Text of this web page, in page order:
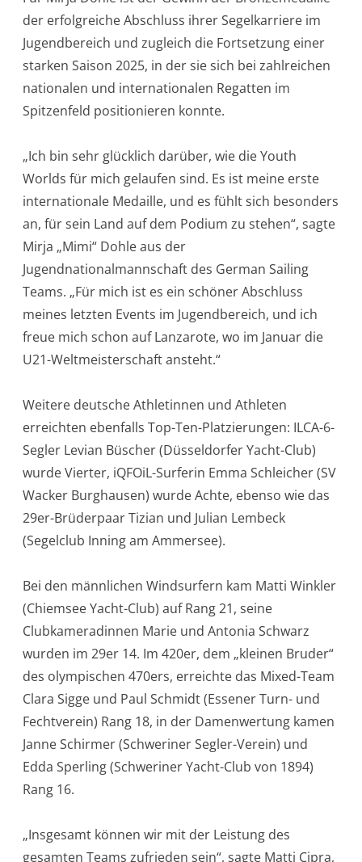
der erfolgreiche Abschluss ihrer Segelkarriere im
Jugendbereich und zugleich die Fortsetzung einer
starken Saison 2025, in der sie sich bei zahlreichen
nationalen und internationalen Regatten im
Spitzenfeld positionieren konnte.
„Ich bin sehr glücklich darüber, wie die Youth
Worlds für mich gelaufen sind. Es ist meine erste
internationale Medaille, und es fühlt sich besonders
an, für sein Land auf dem Podium zu stehen“, sagte
Mirja „Mimi“ Dohle aus der
Jugendnationalmannschaft des German Sailing
Teams. „Für mich ist es ein schöner Abschluss
meines letzten Events im Jugendbereich, und ich
freue mich schon auf Lanzarote, wo im Januar die
U21-Weltmeisterschaft ansteht.“
Weitere deutsche Athletinnen und Athleten
erreichten ebenfalls Top-Ten-Platzierungen: ILCA-6-
Segler Levian Büscher (Düsseldorfer Yacht-Club)
wurde Vierter, iQFOiL-Surferin Emma Schleicher (SV
Wacker Burghausen) wurde Achte, ebenso wie das
29er-Brüderpaar Tizian und Julian Lembeck
(Segelclub Inning am Ammersee).
Bei den männlichen Windsurfern kam Matti Winkler
(Chiemsee Yacht-Club) auf Rang 21, seine
Clubkameradinnen Marie und Antonia Schwarz
wurden im 29er 14. Im 420er, dem „kleinen Bruder“
des olympischen 470ers, erreichte das Mixed-Team
Clara Sigge und Paul Schmidt (Essener Turn- und
Fechtverein) Rang 18, in der Damenwertung kamen
Janne Schirmer (Schweriner Segler-Verein) und
Edda Sperling (Schweriner Yacht-Club von 1894)
Rang 16.
„Insgesamt können wir mit der Leistung des
gesamten Teams zufrieden sein“, sagte Matti Cipra,